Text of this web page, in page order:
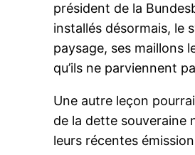
président de la
installés désormais, le
paysage, ses maillons
qu’ils ne parviennent
Une autre leçon
de la dette souveraine
leurs récentes